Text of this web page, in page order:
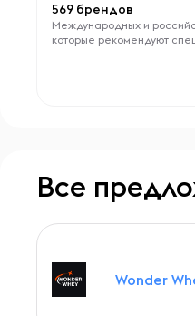
569 брендов
Международных и
которые рекомендуют
Все
Wonder